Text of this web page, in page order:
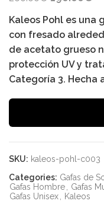
was:
260.00€.
is:
Kaleos Pohl es
con fresado
de acetato grueso
protección UV y
Categoría 3. Hecha
SKU: kaleos-pohl-c003
Categories: Gafas de
Gafas Hombre
Gafas
Gafas Unisex
Kaleos